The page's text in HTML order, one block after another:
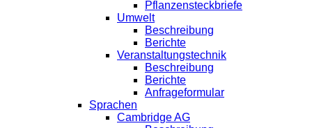
Pflanzensteckbriefe
Umwelt
Beschreibung
Berichte
Veranstaltungstechnik
Beschreibung
Berichte
Anfrageformular
Sprachen
Cambridge AG